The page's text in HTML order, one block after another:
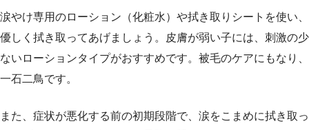
涙やけ専用のローション（化粧水）や拭き取りシートを使い、
優しく拭き取ってあげましょう。皮膚が弱い子には、刺激の少
ないローションタイプがおすすめです。被毛のケアにもなり、
一石二鳥です。
また、症状が悪化する前の初期段階で、涙をこまめに拭き取っ